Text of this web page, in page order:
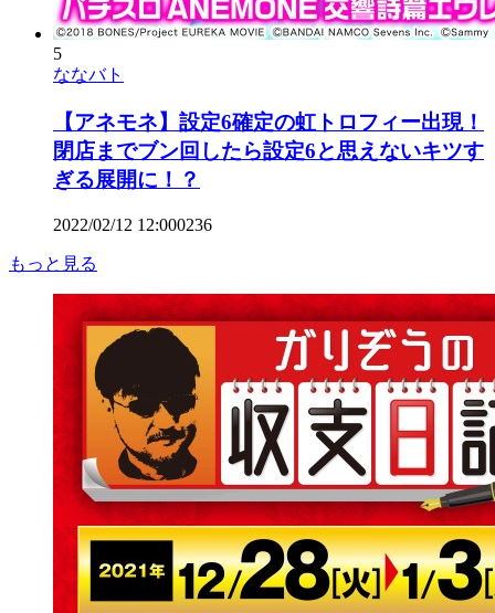
5
ななバト
【アネモネ】設定6確定の虹トロフィー出現！
閉店までブン回したら設定6と思えないキツす
ぎる展開に！？
2022/02/12 12:000236
もっと見る